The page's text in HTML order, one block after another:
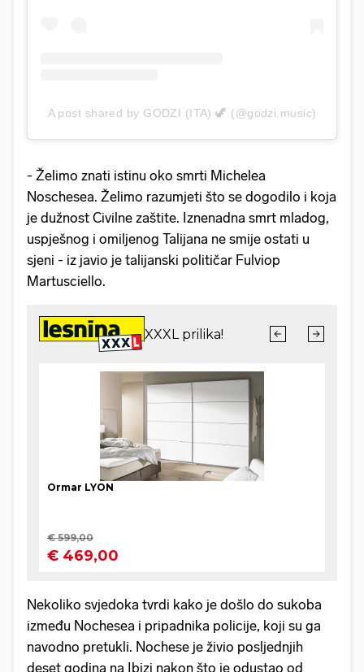
A post shared by GODZI (ITA) 🦖 (@godzi.music)
- Želimo znati istinu oko smrti Michelea
Noschesea. Želimo razumjeti što se dogodilo i koja
je dužnost Civilne zaštite. Iznenadna smrt mladog,
uspješnog i omiljenog Talijana ne smije ostati u
sjeni - iz javio je talijanski političar Fulviop
Martusciello.
Nekoliko svjedoka tvrdi kako je došlo do sukoba
između Nochesea i pripadnika policije, koji su ga
navodno pretukli. Nochese je živio posljednjih
deset godina na Ibizi nakon što je odustao od